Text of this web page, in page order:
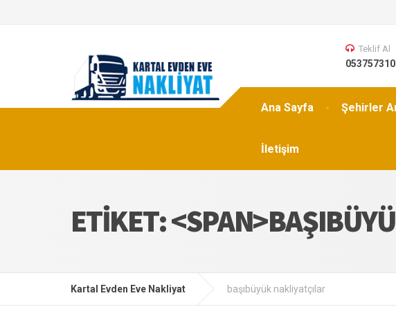
Ana Sayfa Şehirler
İletişim
Teklif Al
ETIKET:
Kartal Evden Eve Nakliyat başıbüyük nakliyatçılar